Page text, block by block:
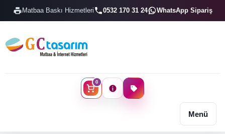
Matbaa Baskı Hizmetleri 0532 170 31 24 WhatsApp Sipariş
0
Menü